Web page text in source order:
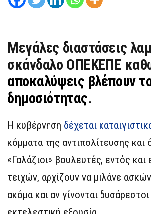
Μεγάλες διαστάσεις
σκάνδαλο ΟΠΕΚΕΠΕ
αποκαλύψεις βλέπουν
δημοσιότητας.
Η κυβέρνηση δέχεται
κόμματα της αντιπολίτευσης και
«Γαλάζιοι» βουλευτές, εντός
τειχών, αρχίζουν να μιλάνε
ακόμα και αν γίνονται